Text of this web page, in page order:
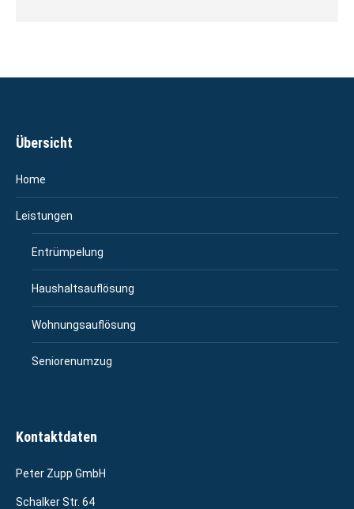
Übersicht
Home
Leistungen
Entrümpelung
Haushaltsauflösung
Wohnungsauflösung
Seniorenumzug
Kontaktdaten
Peter Zupp GmbH
Schalker Str. 64